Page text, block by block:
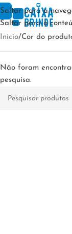
Saltar para a
Saltar para o
Início/Cor do
Não foram
pesquisa.